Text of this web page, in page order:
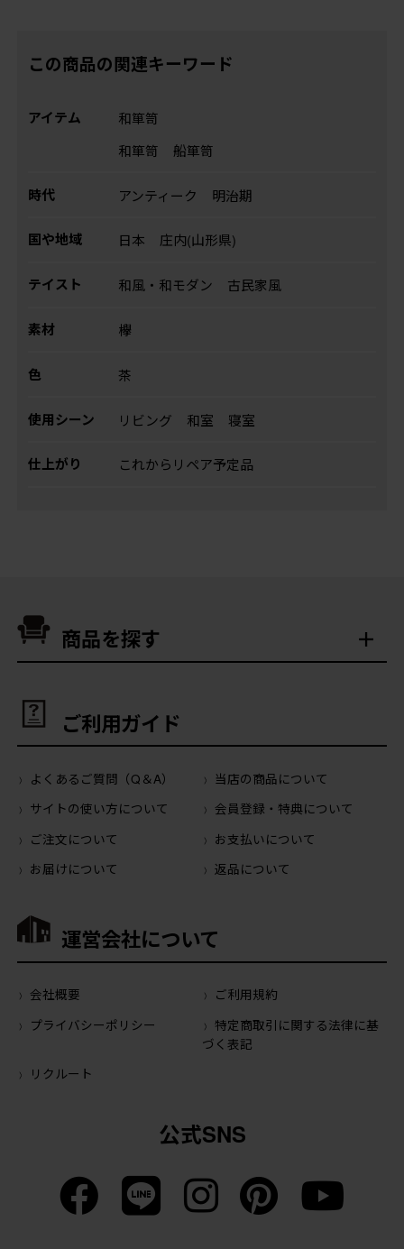
この商品の関連キーワード
アイテム
和箪笥
和箪笥
船箪笥
時代 アンティーク 明治期
国や地域 日本 庄内(山形県)
テイスト 和風・和モダン 古民家風
素材 欅
色 茶
使用シーン リビング 和室 寝室
仕上がり これからリペア予定品
商品を探す
ご利用ガイド
よくあるご質問（Q＆A）
当店の商品について
サイトの使い方について
会員登録・特典について
ご注文について
お支払いについて
お届けについて
返品について
運営会社について
会社概要
ご利用規約
プライバシーポリシー
特定商取引に関する法律に基
づく表記
リクルート
公式SNS